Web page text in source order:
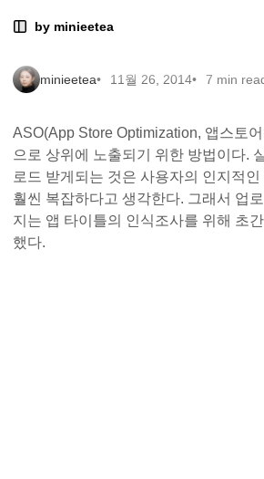
to
to
to
by minieetea
앱 타이틀과 브랜딩에 대해서
앱 타이틀과 브랜딩에 대
minieetea 11월 26, 2014 7 min
ASO(App Store Optimization, 앱스토
으로 상위에 노출되기 위한 방법이다.
로드 받게되는 것은 사용자의 인지적
훨씬 복잡하다고 생각한다. 그래서 업
지는 앱 타이틀의 인식조사를 위해 초
했다.